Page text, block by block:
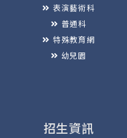
表演藝術科
普通科
特殊教育網
幼兒園
招生資訊